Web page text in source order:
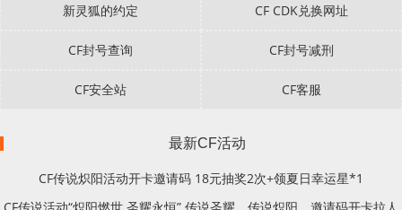
新灵狐的约定 CF CDK兑换网址
CF封号查询 CF封号减刑
CF安全站 CF客服
最新CF活动
CF传说炽阳活动开卡邀请码 18元抽奖2次+领夏日幸运星*1
CF传说活动“炽阳燃世 圣耀永恒” 传说圣耀、传说炽阳、邀请码开卡拉人